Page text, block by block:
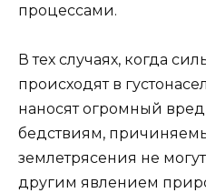
процессами.
В тех случаях, когда
происходят в
наносят огромный
бедствиям,
землетрясения не
другим явлением